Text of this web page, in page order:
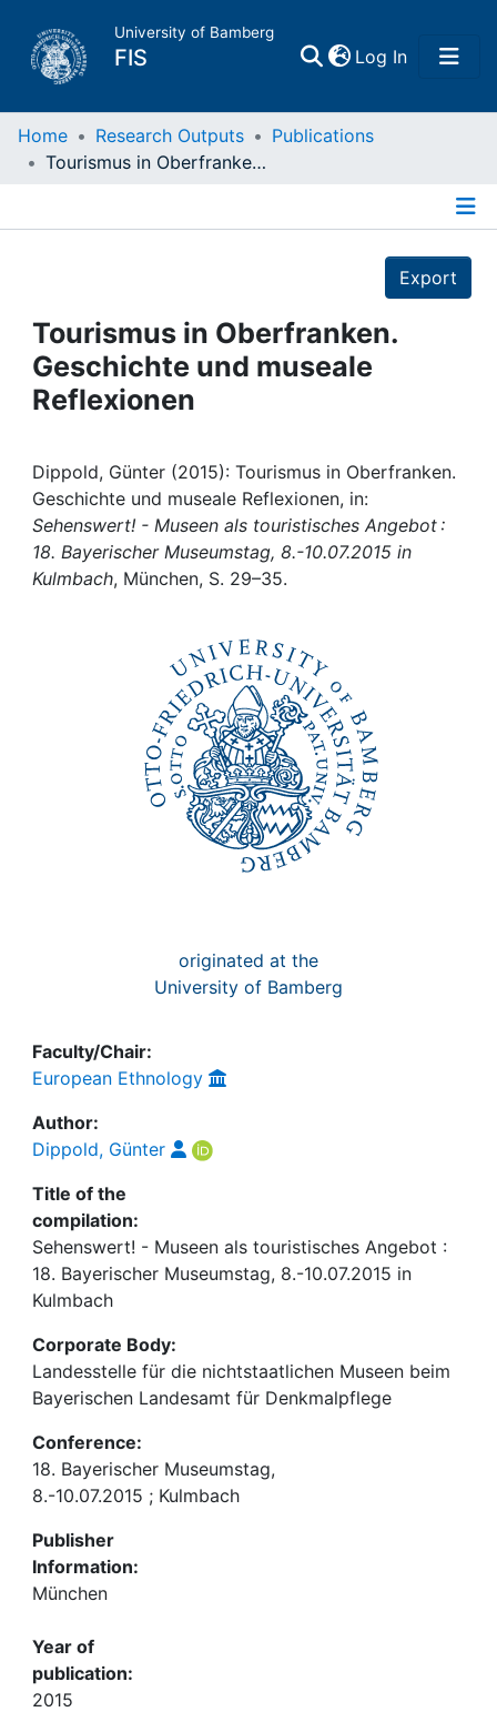
University of Bamberg
FIS Log In(current)
Home
Projects
People
Awards
My FIS
Home Research Outputs
Publications
Tourismus in Oberfranken. Geschichte und museale Reflexionen
Export
Tourismus in Oberfranken.
Geschichte und museale
Reflexionen
Dippold, Günter (2015): Tourismus in Oberfranken.
Geschichte und museale Reflexionen, in:
Sehenswert! - Museen als touristisches Angebot :
18. Bayerischer Museumstag, 8.-10.07.2015 in
Kulmbach, München, S. 29–35.
originated at the
University of Bamberg
Faculty/Chair:
European Ethnology
Author:
Dippold, Günter
Title of the
compilation:
Sehenswert! - Museen als touristisches Angebot :
18. Bayerischer Museumstag, 8.-10.07.2015 in
Kulmbach
Corporate Body:
Landesstelle für die nichtstaatlichen Museen beim
Bayerischen Landesamt für Denkmalpflege
Conference:
18. Bayerischer Museumstag,
8.-10.07.2015 ; Kulmbach
Publisher
Information:
München
Year of
publication:
2015